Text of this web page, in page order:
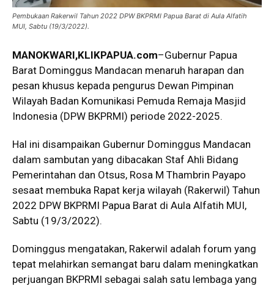
Pembukaan Rakerwil Tahun 2022 DPW BKPRMI Papua Barat di Aula Alfatih
MUI, Sabtu (19/3/2022).
MANOKWARI,KLIKPAPUA.com–Gubernur Papua
Barat Dominggus Mandacan menaruh harapan dan
pesan khusus kepada pengurus Dewan Pimpinan
Wilayah Badan Komunikasi Pemuda Remaja Masjid
Indonesia (DPW BKPRMI) periode 2022-2025.
Hal ini disampaikan Gubernur Dominggus Mandacan
dalam sambutan yang dibacakan Staf Ahli Bidang
Pemerintahan dan Otsus, Rosa M Thambrin Payapo
sesaat membuka Rapat kerja wilayah (Rakerwil) Tahun
2022 DPW BKPRMI Papua Barat di Aula Alfatih MUI,
Sabtu (19/3/2022).
Dominggus mengatakan, Rakerwil adalah forum yang
tepat melahirkan semangat baru dalam meningkatkan
perjuangan BKPRMI sebagai salah satu lembaga yang